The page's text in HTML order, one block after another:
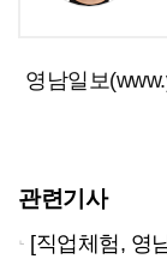
영남일보
관련기사
[직업체험, 영남이가 간